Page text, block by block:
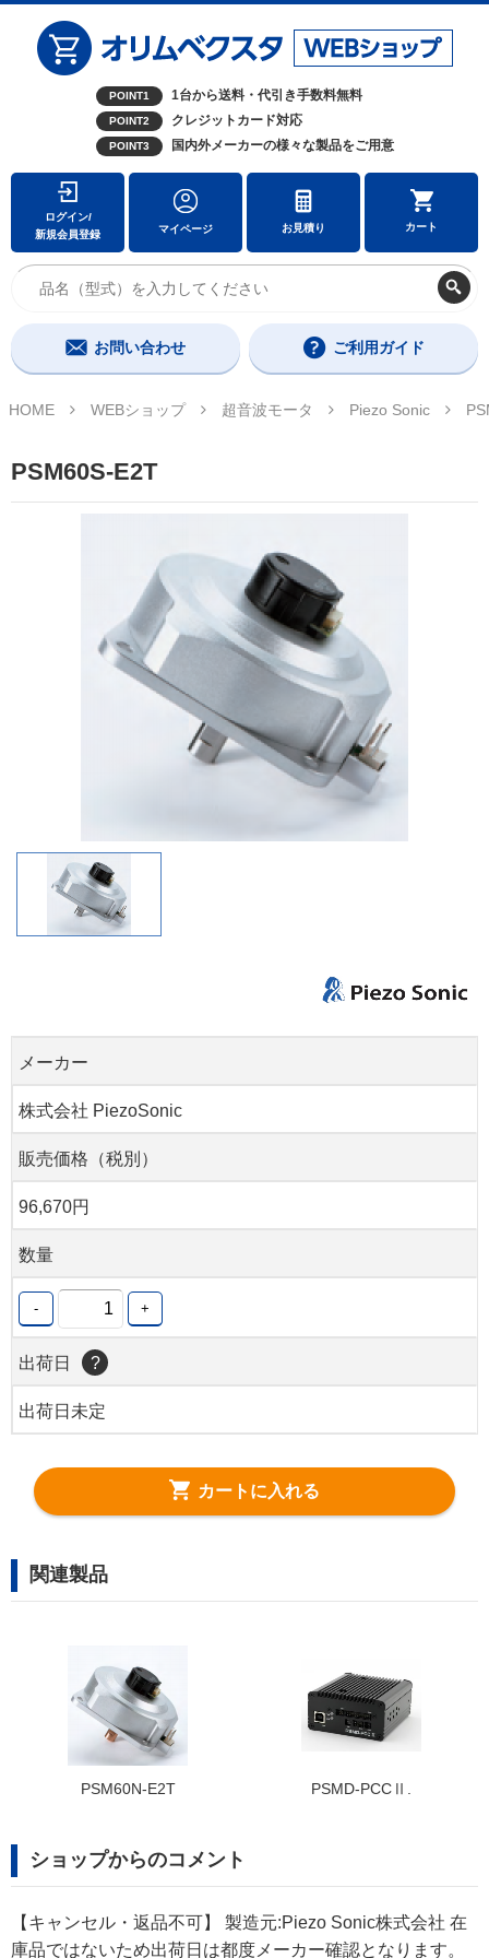
POINT1 1台から送料・代引き手数料無料
POINT2 クレジットカード対応
POINT3 国内外メーカーの様々な製品をご用意
ログイン/
新規会員登録
マイページ お見積り カート
お問い合わせ ご利用ガイド
HOME WEBショップ 超音波モータ Piezo Sonic
PSM60S-E2T
メーカー
株式会社 PiezoSonic
販売価格（税別）
96,670円
数量
- +
出荷日 ?
出荷日未定
カートに入れる
関連製品
PSM60S-E PSM60S-B
ショップからのコメント
【キャンセル・返品不可】 製造元:Piezo Sonic株式会社 在
庫品ではないため出荷日は都度メーカー確認となります。